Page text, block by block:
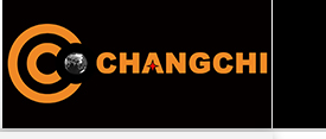
埃安
B
北京